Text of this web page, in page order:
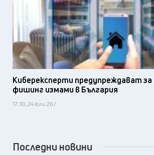
Киберексперти предупреждават за
фишинг измами в България
17:30, 24 юли 26 /
Последни новини